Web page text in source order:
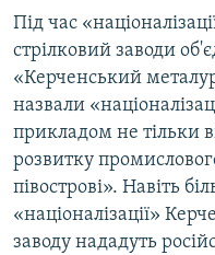
Під час
стрілковий заводи
«Керченський
назвали
прикладом не тільки
розвитку
півострові». Навіть
«націоналізації»
заводу нададуть